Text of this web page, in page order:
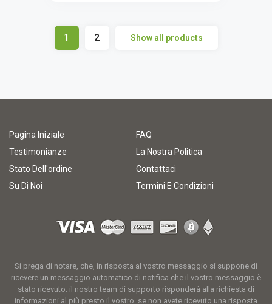
1 2 Show all products
Pagina Iniziale
FAQ
Testimonianze
La Nostra Politica
Stato Dell'ordine
Contattaci
Su Di Noi
Termini E Condizioni
Si prega di notare, che, in risposta al vostro messaggio si suppone di
ricevere un messaggio automatico di notifica che il vostro messaggio è
stato ricevuto. il nostro team di supporto risponderà alla richiesta di
informazioni al più presto il vostro. se non avete ricevuto una risposta